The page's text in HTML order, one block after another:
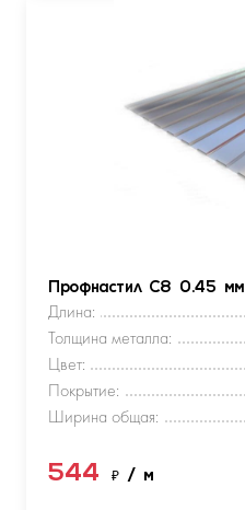
Профнастил С8 0.45 мм
Длина:
Толщина металла:
Цвет:
Покрытие:
Ширина общая:
544 ₽ / м